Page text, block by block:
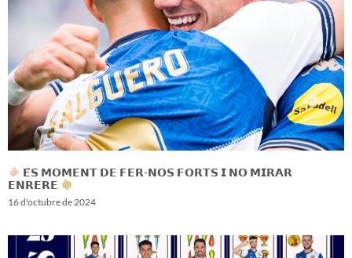
𝗘́𝗦 𝗠𝗢𝗠𝗘𝗡𝗧 𝗗𝗘 𝗙𝗘𝗥-𝗡𝗢𝗦 𝗙𝗢𝗥𝗧𝗦 𝗜 𝗡𝗢 𝗠𝗜𝗥𝗔𝗥
𝗘𝗡𝗥𝗘𝗥𝗘
16 d'octubre de 2024